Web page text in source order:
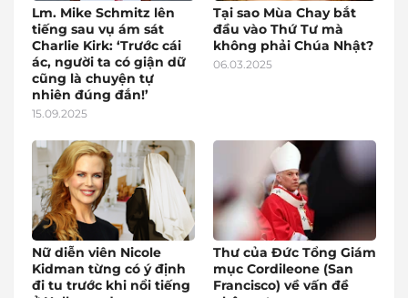
Lm. Mike Schmitz lên
tiếng sau vụ ám sát
Charlie Kirk: ‘Trước cái
ác, người ta có giận dữ
cũng là chuyện tự
nhiên đúng đắn!’
15.09.2025
Tại sao Mùa Chay bắt
đầu vào Thứ Tư mà
không phải Chúa Nhật?
06.03.2025
Nữ diễn viên Nicole
Kidman từng có ý định
đi tu trước khi nổi tiếng
Thư của Đức Tổng Giám
mục Cordileone (San
Francisco) về vấn đề